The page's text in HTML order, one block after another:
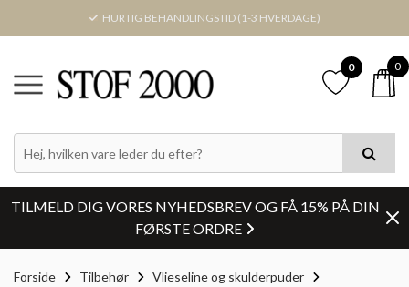
HURTIG BEHANDLINGSTID (1-3 HVERDAGE)
0 0
TILMELD DIG VORES NYHEDSBREV OG FÅ 15% PÅ DIN
FØRSTE ORDRE
Forside Tilbehør
Vlieseline og skulderpuder